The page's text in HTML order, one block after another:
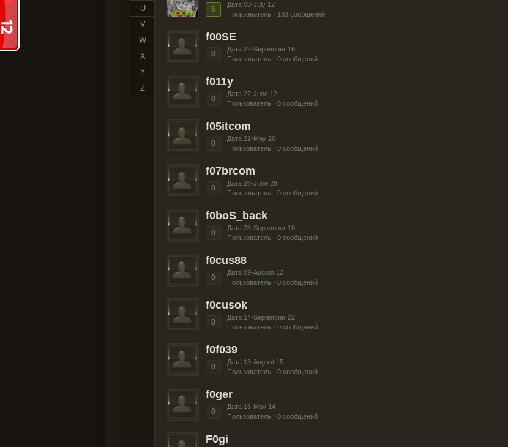
U
V
W
X
Y
Z
5
Дата 08-July 12
Пользователь · 133 сообщений
f00SE
0
Дата 22-September 16
Пользователь · 0 сообщений
f011y
0
Дата 22-June 12
Пользователь · 0 сообщений
f05itcom
0
Дата 22-May 26
Пользователь · 0 сообщений
f07brcom
0
Дата 28-June 26
Пользователь · 0 сообщений
f0boS_back
0
Дата 28-September 16
Пользователь · 0 сообщений
f0cus88
0
Дата 09-August 12
Пользователь · 0 сообщений
f0cusok
0
Дата 14-September 22
Пользователь · 0 сообщений
f0f039
0
Дата 13-August 15
Пользователь · 0 сообщений
f0ger
0
Дата 16-May 14
Пользователь · 0 сообщений
F0gi